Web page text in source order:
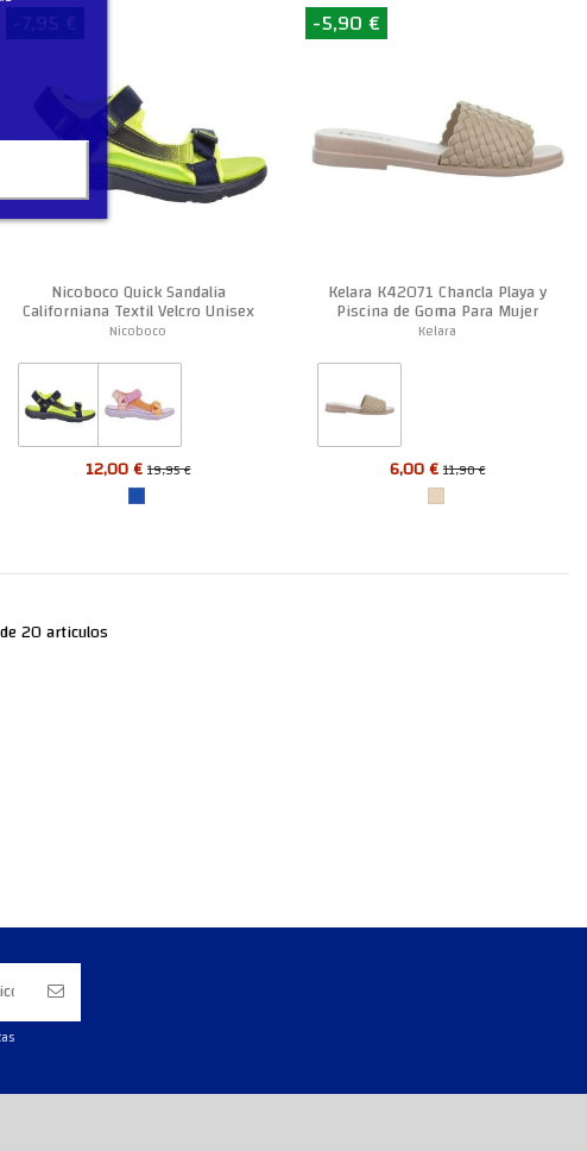
-7,95 €
Nicoboco Quick Sandalia
Californiana Textil Velcro Unisex
Nicoboco
12,00 € 19,95 €
-5,90 €
Kelara K42071 Chancla Playa y
Piscina de Goma Para Mujer
Kelara
6,00 € 11,90 €
20 articulos